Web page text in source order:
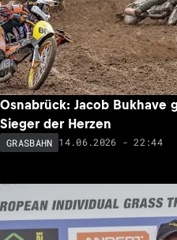
Osnabrück: Jacob Bukhave
Sieger der Herzen
GRASBAHN 14.06.2026 - 22:44